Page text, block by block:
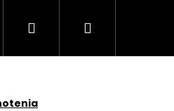
Ako objednať
PrihlásenieNákupný